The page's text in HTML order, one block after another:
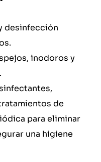
desinfección
inodoros y
de
para eliminar
una higiene